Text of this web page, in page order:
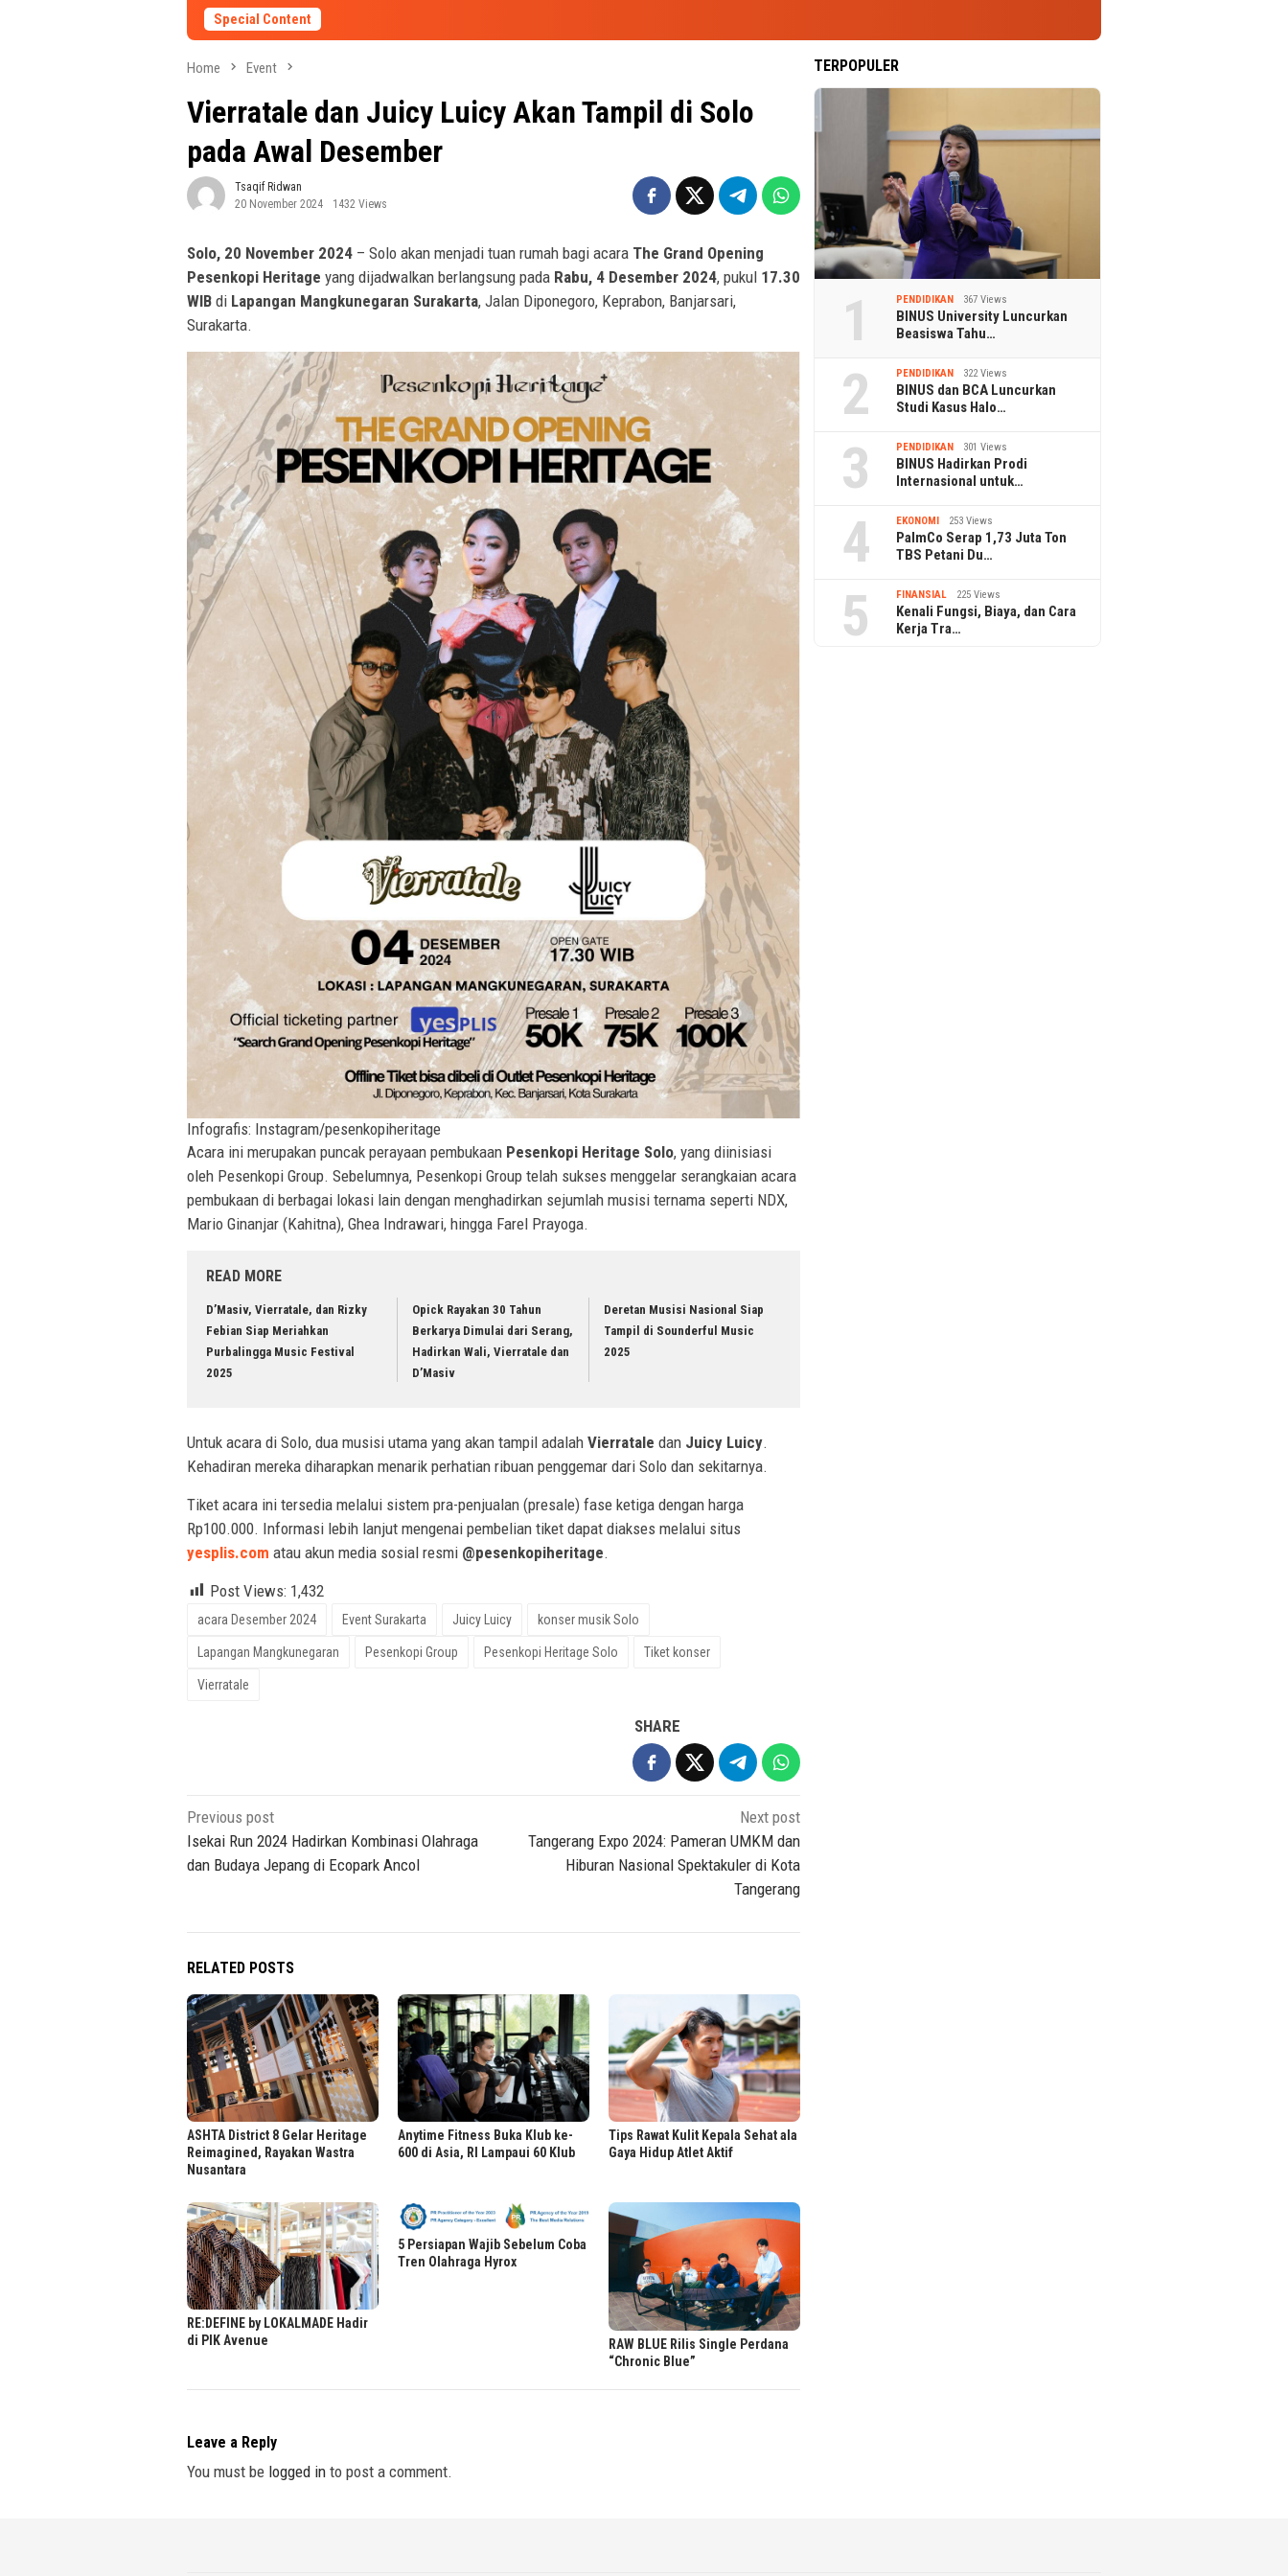
Special Content
Home Event
Vierratale dan Juicy Luicy Akan Tampil di Solo
pada Awal Desember
Tsaqif Ridwan
20 November 2024
1432 Views
Solo, 20 November 2024 – Solo akan menjadi tuan rumah bagi acara The Grand Opening
Pesenkopi Heritage yang dijadwalkan berlangsung pada Rabu, 4 Desember 2024, pukul 17.30
WIB di Lapangan Mangkunegaran Surakarta, Jalan Diponegoro, Keprabon, Banjarsari,
Surakarta.
Infografis: Instagram/pesenkopiheritage
Acara ini merupakan puncak perayaan pembukaan Pesenkopi Heritage Solo, yang diinisiasi
oleh Pesenkopi Group. Sebelumnya, Pesenkopi Group telah sukses menggelar serangkaian acara
pembukaan di berbagai lokasi lain dengan menghadirkan sejumlah musisi ternama seperti NDX,
Mario Ginanjar (Kahitna), Ghea Indrawari, hingga Farel Prayoga.
READ MORE
D’Masiv, Vierratale, dan Rizky
Febian Siap Meriahkan
Purbalingga Music Festival
2025
Opick Rayakan 30 Tahun
Berkarya Dimulai dari Serang,
Hadirkan Wali, Vierratale dan
D’Masiv
Deretan Musisi Nasional Siap
Tampil di Sounderful Music
2025
Untuk acara di Solo, dua musisi utama yang akan tampil adalah Vierratale dan Juicy Luicy.
Kehadiran mereka diharapkan menarik perhatian ribuan penggemar dari Solo dan sekitarnya.
Tiket acara ini tersedia melalui sistem pra-penjualan (presale) fase ketiga dengan harga
Rp100.000. Informasi lebih lanjut mengenai pembelian tiket dapat diakses melalui situs
yesplis.com atau akun media sosial resmi @pesenkopiheritage.
Post Views: 1,432
acara Desember 2024 Event Surakarta Juicy Luicy konser musik Solo
Lapangan Mangkunegaran Pesenkopi Group Pesenkopi Heritage Solo Tiket konser
Vierratale
SHARE
Post
navigation
Previous post
Isekai Run 2024 Hadirkan Kombinasi Olahraga
dan Budaya Jepang di Ecopark Ancol
Next post
Tangerang Expo 2024: Pameran UMKM dan
Hiburan Nasional Spektakuler di Kota
Tangerang
RELATED POSTS
ASHTA District 8 Gelar Heritage
Reimagined, Rayakan Wastra
Nusantara
Anytime Fitness Buka Klub ke-
600 di Asia, RI Lampaui 60 Klub
Tips Rawat Kulit Kepala Sehat ala
Gaya Hidup Atlet Aktif
RE:DEFINE by LOKALMADE Hadir
di PIK Avenue
5 Persiapan Wajib Sebelum Coba
Tren Olahraga Hyrox
RAW BLUE Rilis Single Perdana
“Chronic Blue”
Leave a Reply
You must be logged in to post a comment.
TERPOPULER
1 PENDIDIKAN 367 Views
BINUS University Luncurkan
Beasiswa Tahu…
2 PENDIDIKAN 322 Views
BINUS dan BCA Luncurkan
Studi Kasus Halo…
3 PENDIDIKAN 301 Views
BINUS Hadirkan Prodi
Internasional untuk…
4 EKONOMI 253 Views
PalmCo Serap 1,73 Juta Ton
TBS Petani Du…
5 FINANSIAL 225 Views
Kenali Fungsi, Biaya, dan Cara
Kerja Tra…